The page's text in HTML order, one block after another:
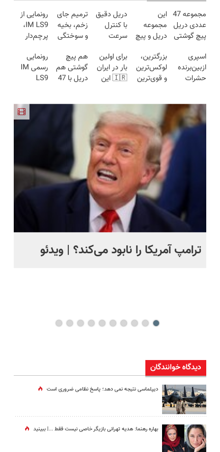
مجموعه 47
عددی دریل
پیچ گوشتی
(تخفیف به
مدت
محدود)
این
مجموعه
دریل و پیچ
گارانتی و
نصف قیمت
بخر!😉
دریل دقیق
با کنترل
سرعت
(مجموعه
47عددی +
تخفیف
ترمیم جای
زخم، بخیه
و سوختگی
هفته!!😍
رونمایی از
IM LS9،
پرچم‌دار
EREV وارد
بازار ایران
شد
اسپری
ازبین‌برنده
حشرات
مقابله با
انواع ساس
بزرگترین،
لوکس‌ترین
و قوی‌ترین
در ایران
رونمایی شد
برای اولین
بار در ایران
🇮🇷 این
23 روزه
ساخت!
هم پیچ
گوشتی هم
دریل با 47
تخفیف داره
رونمایی
رسمی IM
LS9
ترامپ آمریکا را نابود می‌کند؟ | ویدئو
دیدگاه خوانندگان
دیپلماسی نتیجه‌ نمی دهد؛ پاسخ نظامی ضروری است
بهاره رهنما: هدیه تهرانی بازیگر خاصی نیست فقط ...|‌ ببینید